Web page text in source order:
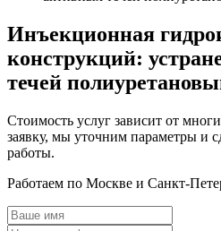
Инъекционная
конструкций:
течей
Стоимость услуг зависит от
заявку, мы уточним параметры и
работы.
Работаем по Москве и Санкт-